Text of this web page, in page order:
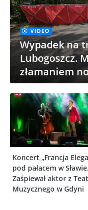
VIDEO
Wypadek na
Lubogoszcz.
złamaniem
Koncert „Francja
pod pałacem w Sławie.
Zaśpiewał aktor z
Muzycznego w Gdyni